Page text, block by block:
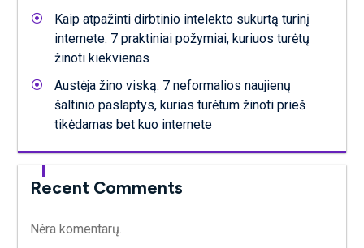
Kaip atpažinti dirbtinio intelekto sukurtą turinį
internete: 7 praktiniai požymiai, kuriuos turėtų
žinoti kiekvienas
Austėja žino viską: 7 neformalios naujienų
šaltinio paslaptys, kurias turėtum žinoti prieš
tikėdamas bet kuo internete
Recent Comments
Nėra komentarų.